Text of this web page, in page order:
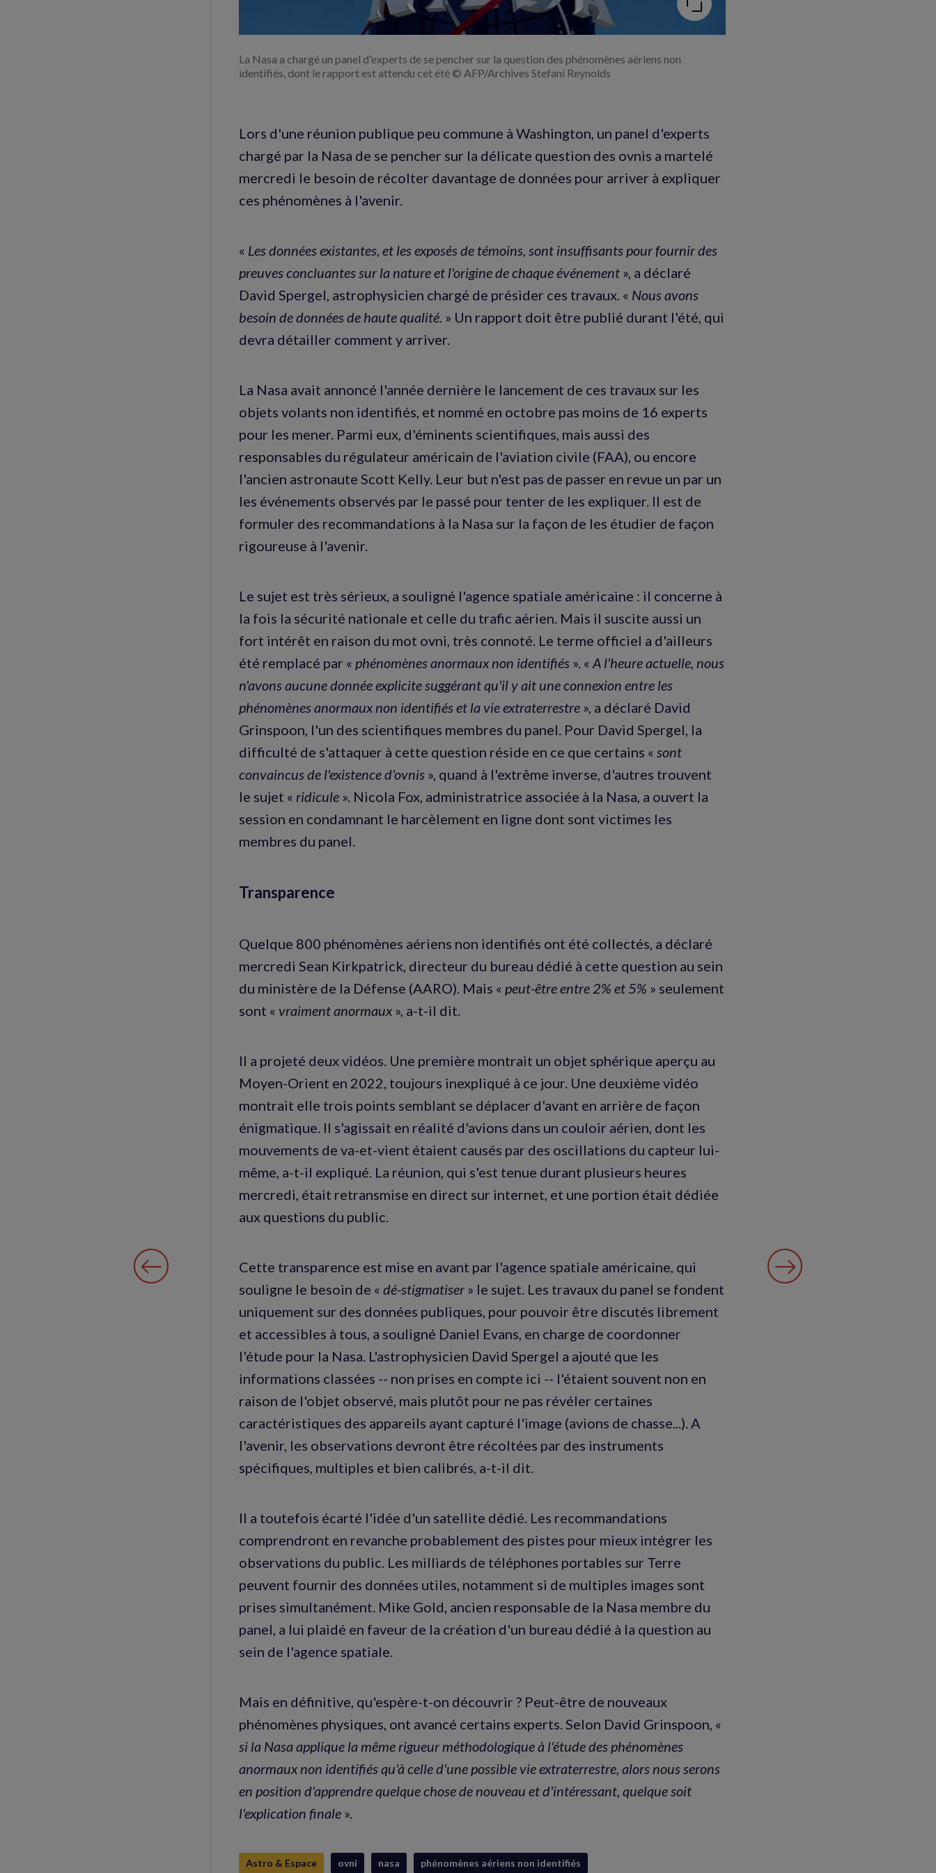
La Nasa a chargé un panel d'experts de se pencher sur la question des phénomènes aériens non
identifiés, dont le rapport est attendu cet été © AFP/Archives Stefani Reynolds
Lors d'une réunion publique peu commune à Washington, un panel d'experts
chargé par la Nasa de se pencher sur la délicate question des ovnis a martelé
mercredi le besoin de récolter davantage de données pour arriver à expliquer
ces phénomènes à l'avenir.
« Les données existantes, et les exposés de témoins, sont insuffisants pour fournir des
preuves concluantes sur la nature et l'origine de chaque événement », a déclaré
David Spergel, astrophysicien chargé de présider ces travaux. « Nous avons
besoin de données de haute qualité. » Un rapport doit être publié durant l'été, qui
devra détailler comment y arriver.
La Nasa avait annoncé l'année dernière le lancement de ces travaux sur les
objets volants non identifiés, et nommé en octobre pas moins de 16 experts
pour les mener. Parmi eux, d'éminents scientifiques, mais aussi des
responsables du régulateur américain de l'aviation civile (FAA), ou encore
l'ancien astronaute Scott Kelly. Leur but n'est pas de passer en revue un par un
les événements observés par le passé pour tenter de les expliquer. Il est de
formuler des recommandations à la Nasa sur la façon de les étudier de façon
rigoureuse à l'avenir.
Le sujet est très sérieux, a souligné l'agence spatiale américaine : il concerne à
la fois la sécurité nationale et celle du trafic aérien. Mais il suscite aussi un
fort intérêt en raison du mot ovni, très connoté. Le terme officiel a d'ailleurs
été remplacé par « phénomènes anormaux non identifiés ». « A l'heure actuelle, nous
n'avons aucune donnée explicite suggérant qu'il y ait une connexion entre les
phénomènes anormaux non identifiés et la vie extraterrestre », a déclaré David
Grinspoon, l'un des scientifiques membres du panel. Pour David Spergel, la
difficulté de s'attaquer à cette question réside en ce que certains « sont
convaincus de l'existence d'ovnis », quand à l'extrême inverse, d'autres trouvent
le sujet « ridicule ». Nicola Fox, administratrice associée à la Nasa, a ouvert la
session en condamnant le harcèlement en ligne dont sont victimes les
membres du panel.
Transparence
Quelque 800 phénomènes aériens non identifiés ont été collectés, a déclaré
mercredi Sean Kirkpatrick, directeur du bureau dédié à cette question au sein
du ministère de la Défense (AARO). Mais « peut-être entre 2% et 5% » seulement
sont « vraiment anormaux », a-t-il dit.
Il a projeté deux vidéos. Une première montrait un objet sphérique aperçu au
Moyen-Orient en 2022, toujours inexpliqué à ce jour. Une deuxième vidéo
montrait elle trois points semblant se déplacer d'avant en arrière de façon
énigmatique. Il s'agissait en réalité d'avions dans un couloir aérien, dont les
mouvements de va-et-vient étaient causés par des oscillations du capteur lui-
même, a-t-il expliqué. La réunion, qui s'est tenue durant plusieurs heures
mercredi, était retransmise en direct sur internet, et une portion était dédiée
aux questions du public.
Cette transparence est mise en avant par l'agence spatiale américaine, qui
souligne le besoin de « dé-stigmatiser » le sujet. Les travaux du panel se fondent
uniquement sur des données publiques, pour pouvoir être discutés librement
et accessibles à tous, a souligné Daniel Evans, en charge de coordonner
l'étude pour la Nasa. L'astrophysicien David Spergel a ajouté que les
informations classées -- non prises en compte ici -- l'étaient souvent non en
raison de l'objet observé, mais plutôt pour ne pas révéler certaines
caractéristiques des appareils ayant capturé l'image (avions de chasse...). A
l'avenir, les observations devront être récoltées par des instruments
spécifiques, multiples et bien calibrés, a-t-il dit.
Il a toutefois écarté l'idée d'un satellite dédié. Les recommandations
comprendront en revanche probablement des pistes pour mieux intégrer les
observations du public. Les milliards de téléphones portables sur Terre
peuvent fournir des données utiles, notamment si de multiples images sont
prises simultanément. Mike Gold, ancien responsable de la Nasa membre du
panel, a lui plaidé en faveur de la création d'un bureau dédié à la question au
sein de l'agence spatiale.
Mais en définitive, qu'espère-t-on découvrir ? Peut-être de nouveaux
phénomènes physiques, ont avancé certains experts. Selon David Grinspoon, «
si la Nasa applique la même rigueur méthodologique à l'étude des phénomènes
anormaux non identifiés qu'à celle d'une possible vie extraterrestre, alors nous serons
en position d'apprendre quelque chose de nouveau et d'intéressant, quelque soit
l'explication finale ».
Astro & Espace ovni nasa phénomènes aériens non identifiés